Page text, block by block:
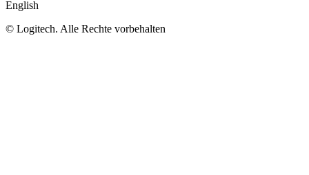
English
© Logitech. Alle Rechte vorbehalten